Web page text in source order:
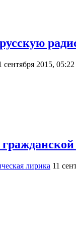
сентября 2015, 05:22
лирика 11